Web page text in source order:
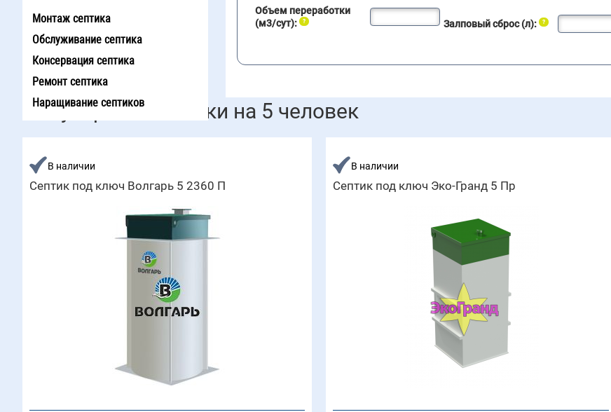
Монтаж септика
Обслуживание септика
Консервация септика
Ремонт септика
Наращивание септиков
Объем переработки
(м3/сут):
Залповый сброс (л):
Популярные септики на 5 человек
В наличии
Септик под ключ Волгарь 5 2360 П
В наличии
Септик под ключ Эко-Гранд 5 Пр